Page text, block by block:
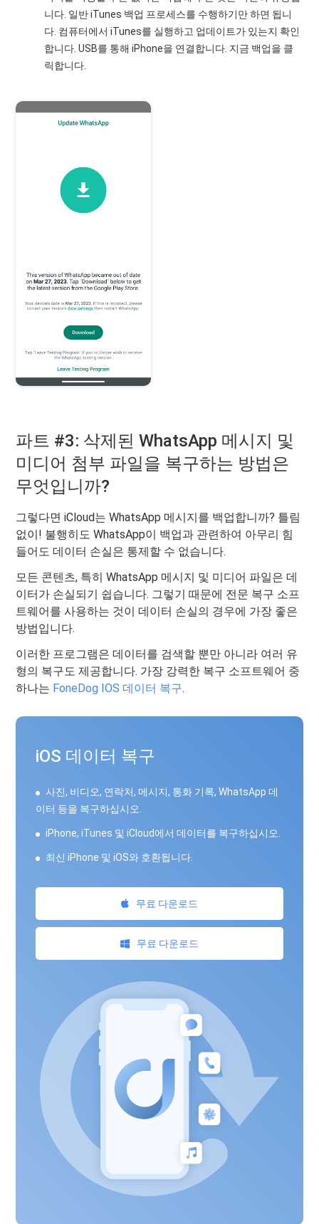
니다. 일반 iTunes 백업 프로세스를 수행하기만 하면 됩니
다. 컴퓨터에서 iTunes를 실행하고 업데이트가 있는지 확인
합니다. USB를 통해 iPhone을 연결합니다. 지금 백업을 클
릭합니다.
파트 #3: 삭제된 WhatsApp 메시지 및
미디어 첨부 파일을 복구하는 방법은
무엇입니까?
그렇다면 iCloud는 WhatsApp 메시지를 백업합니까? 틀림
없이! 불행히도 WhatsApp이 백업과 관련하여 아무리 힘
들어도 데이터 손실은 통제할 수 없습니다.
모든 콘텐츠, 특히 WhatsApp 메시지 및 미디어 파일은 데
이터가 손실되기 쉽습니다. 그렇기 때문에 전문 복구 소프
트웨어를 사용하는 것이 데이터 손실의 경우에 가장 좋은
방법입니다.
이러한 프로그램은 데이터를 검색할 뿐만 아니라 여러 유
형의 복구도 제공합니다. 가장 강력한 복구 소프트웨어 중
하나는 FoneDog IOS 데이터 복구.
iOS 데이터 복구
사진, 비디오, 연락처, 메시지, 통화 기록, WhatsApp 데
이터 등을 복구하십시오.
iPhone, iTunes 및 iCloud에서 데이터를 복구하십시오.
최신 iPhone 및 iOS와 호환됩니다.
무료 다운로드
무료 다운로드